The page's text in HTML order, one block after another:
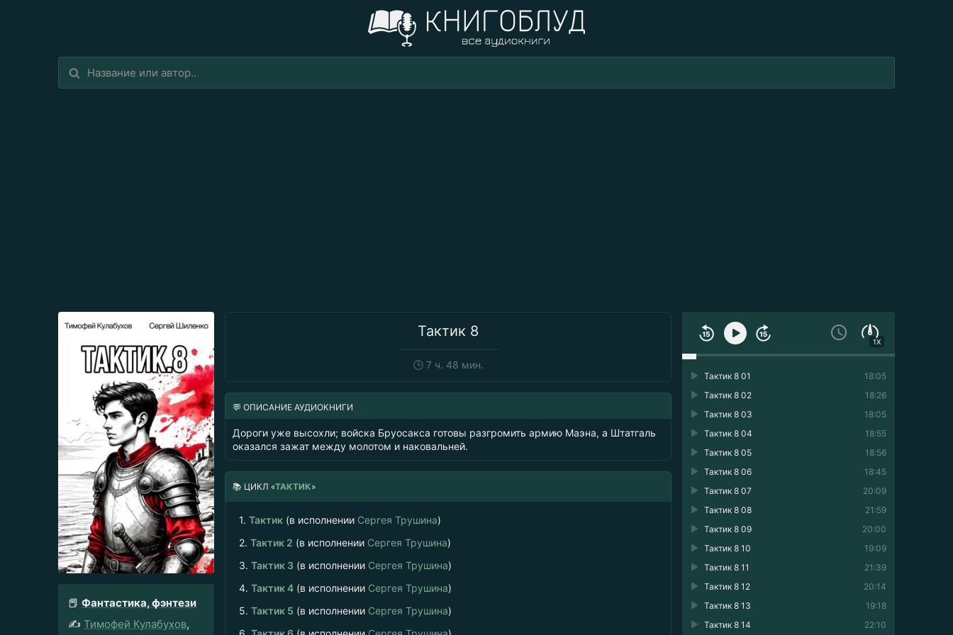
Тактик 8
🕒7 ч. 48 мин.
📕 Фантастика, фэнтези
✍️ Тимофей Кулабухов,
1X
18:05
Тактик 8 01
18:26
Тактик 8 02
18:05
Тактик 8 03
18:55
Тактик 8 04
18:56
Тактик 8 05
18:45
Тактик 8 06
20:09
Тактик 8 07
21:59
Тактик 8 08
20:00
Тактик 8 09
19:09
Тактик 8 10
21:39
Тактик 8 11
20:14
Тактик 8 12
19:18
Тактик 8 13
22:10
Тактик 8 14
💬 ОПИСАНИЕ АУДИОКНИГИ
Дороги уже высохли; войска Бруосакса готовы разгромить армию Маэна, а Штатгаль
оказался зажат между молотом и наковальней.
📚 ЦИКЛ «ТАКТИК»
1. Тактик (в исполнении Сергея Трушина)
2. Тактик 2 (в исполнении Сергея Трушина)
3. Тактик 3 (в исполнении Сергея Трушина)
4. Тактик 4 (в исполнении Сергея Трушина)
5. Тактик 5 (в исполнении Сергея Трушина)